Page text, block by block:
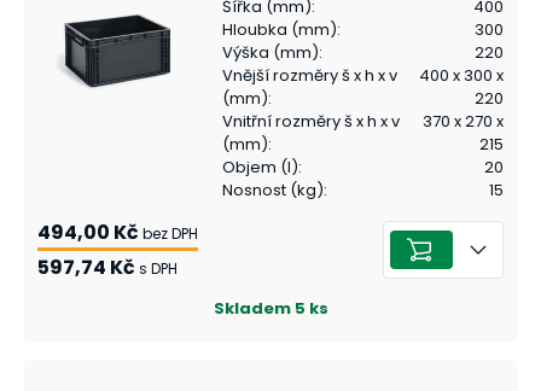
Šířka (mm):
400
Hloubka (mm):
300
Výška (mm):
220
Vnější rozměry š x h x v
(mm):
400 x 300 x
220
Vnitřní rozměry š x h x v
(mm):
370 x 270 x
215
Objem (l):
20
Nosnost (kg): 15
494,00 Kč bez DPH
597,74 Kč s DPH
Skladem 5 ks